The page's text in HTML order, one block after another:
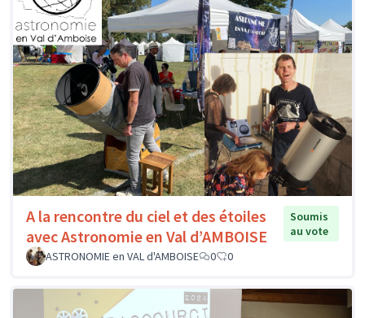
A la rencontre du ciel et des étoiles
avec Astronomie en Val d’AMBOISE
Soumis
au vote
ASTRONOMIE en VAL d'AMBOISE
0 0